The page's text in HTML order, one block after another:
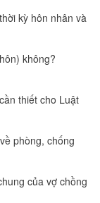
kỳ hôn nhân và
không?
thiết cho Luật
phòng, chống
của vợ chồng